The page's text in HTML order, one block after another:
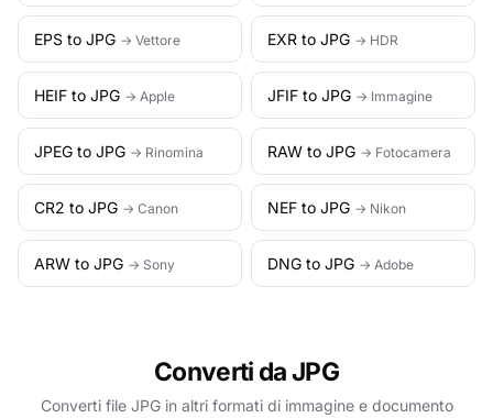
EPS to JPG → Vettore EXR to JPG → HDR
HEIF to JPG → Apple JFIF to JPG → Immagine
JPEG to JPG → Rinomina RAW to JPG → Fotocamera
CR2 to JPG → Canon NEF to JPG → Nikon
ARW to JPG → Sony DNG to JPG → Adobe
Converti da JPG
Converti file JPG in altri formati di immagine e documento